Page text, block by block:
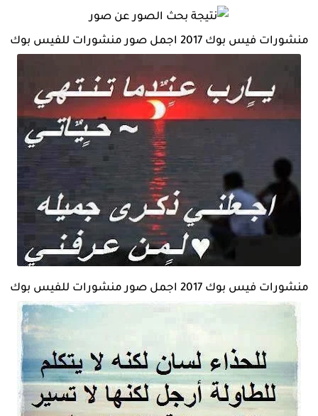
منشورات فيس بوك 2017 اجمل صور منشورات للفيس بوك
منشورات فيس بوك 2017 اجمل صور منشورات للفيس بوك